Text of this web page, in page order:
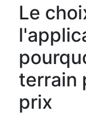
Le
terrain
prix